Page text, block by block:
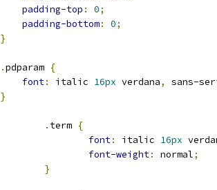
padding-top : 0;
padding-bottom: 0;
}
.pdparam {
font: italic 16px verdana,
sans-
}
. term {
font: italic 16px
font-weight: normal;
}